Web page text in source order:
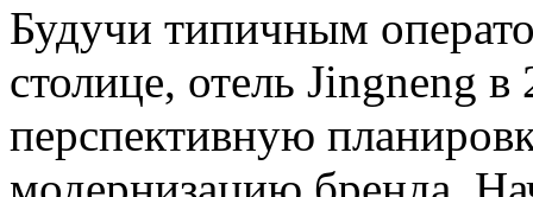
Будучи типичным
столице, отель Jingneng в
перспективную